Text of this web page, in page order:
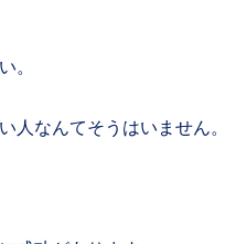
。
人なんてそうはいません。